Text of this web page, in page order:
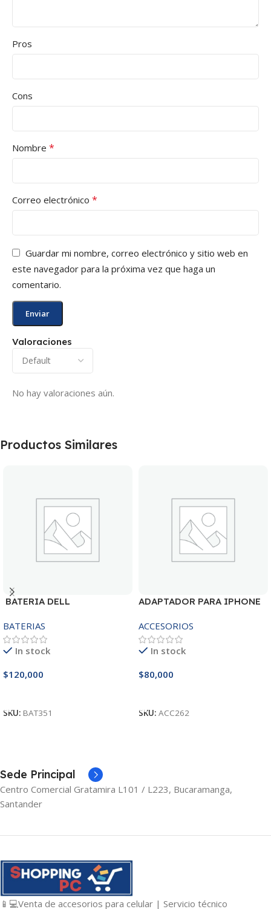
Valoraciones
No hay valoraciones aún.
Pros
Cons
Nombre *
Correo electrónico *
Guardar mi nombre, correo electrónico y sitio web en
este navegador para la próxima vez que haga un
comentario.
Productos Similares
BATERIA DELL
3521/5421/3425 14.8V
BATERIAS
In stock
$120,000
SKU: BAT351
ADAPTADOR PARA IPHONE
ACCESORIOS
In stock
$80,000
SKU: ACC262
Sede Principal
Centro Comercial Gratamira L101 / L223, Bucaramanga,
Santander
📱💻Venta de accesorios para celular | Servicio técnico